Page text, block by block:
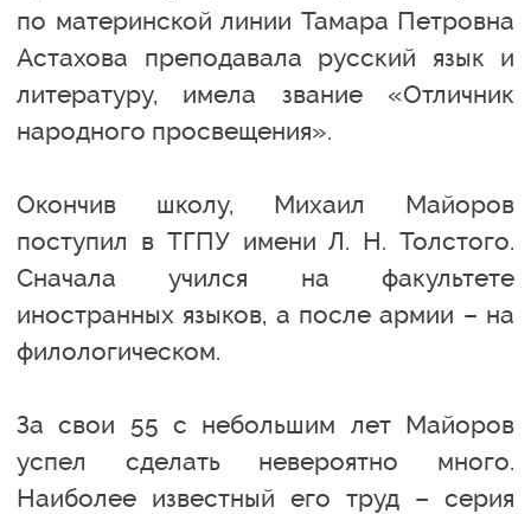
по материнской линии Тамара Петровна
Астахова преподавала русский язык и
литературу, имела звание «Отличник
народного просвещения».
Окончив школу, Михаил Майоров
поступил в ТГПУ имени Л. Н. Толстого.
Сначала учился на факультете
иностранных языков, а после армии – на
филологическом.
За свои 55 с небольшим лет Майоров
успел сделать невероятно много.
Наиболее известный его труд – серия